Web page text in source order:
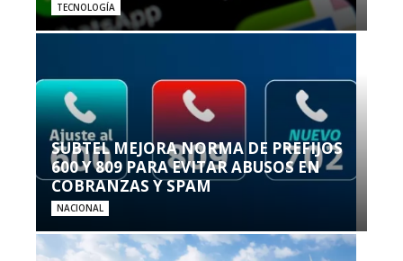
TECNOLOGÍA
SUBTEL MEJORA NORMA DE PREFIJOS
600 Y 809 PARA EVITAR ABUSOS EN
COBRANZAS Y SPAM
NACIONAL